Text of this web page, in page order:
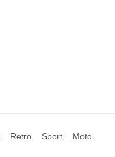
Retro Sport Moto